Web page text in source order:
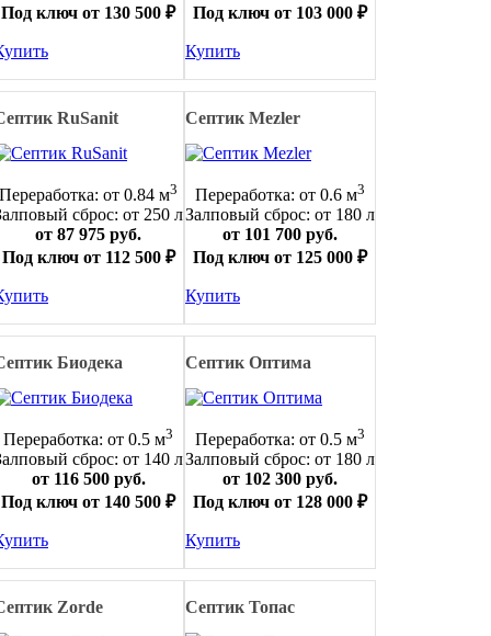
Под ключ от 130 500 ₽
Под ключ от 103 000 ₽
Купить
RuSanit
Переработка: от 0.84 м3
сброс: от 250 л
от 87 975 руб.
Под ключ от 112 500 ₽
Септик Mezler
Переработка: от 0.6 м3
Залповый сброс: от 180 л
от 101 700 руб.
Под ключ от 125 000 ₽
Купить
Биодека
Переработка: от 0.5 м3
сброс: от 140 л
от 116 500 руб.
Под ключ от 140 500 ₽
Септик Оптима
Переработка: от 0.5 м3
Залповый сброс: от 180 л
от 102 300 руб.
Под ключ от 128 000 ₽
Купить
Zorde Септик Топас